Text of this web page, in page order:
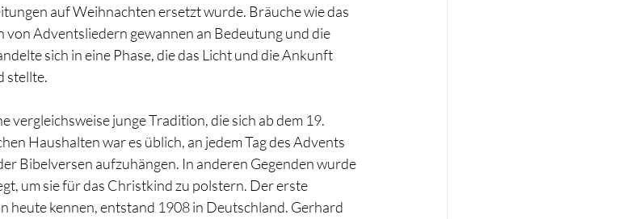
auf Weihnachten ersetzt wurde. Bräuche wie das
von Adventsliedern gewannen an Bedeutung und die
sich in eine Phase, die das Licht und die Ankunft
stellte.
vergleichsweise junge Tradition, die sich ab dem 19.
Haushalten war es üblich, an jedem Tag des Advents
Bibelversen aufzuhängen. In anderen Gegenden wurde
um sie für das Christkind zu polstern. Der erste
heute kennen, entstand 1908 in Deutschland. Gerhard